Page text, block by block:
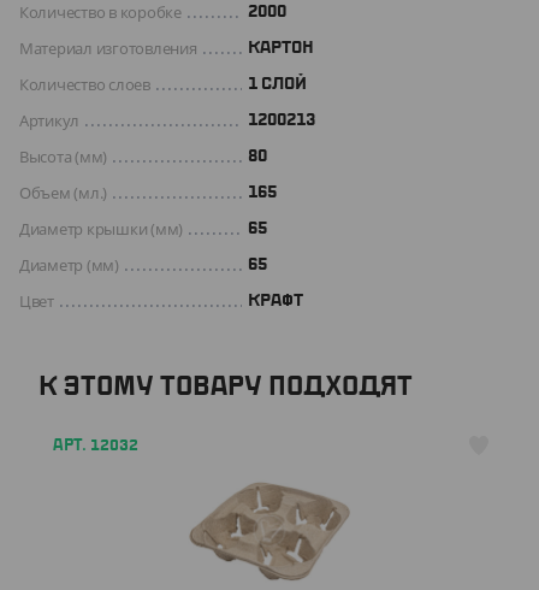
Количество в коробке 2000
Материал изготовления КАРТОН
Количество слоев 1 СЛОЙ
Артикул 1200213
Высота (мм) 80
Объем (мл.) 165
Диаметр крышки (мм) 65
Диаметр (мм) 65
Цвет КРАФТ
К ЭТОМУ ТОВАРУ ПОДХОДЯТ
АРТ. 12032